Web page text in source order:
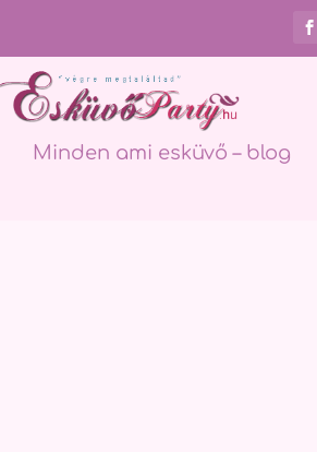
Minden ami esküvő – blog